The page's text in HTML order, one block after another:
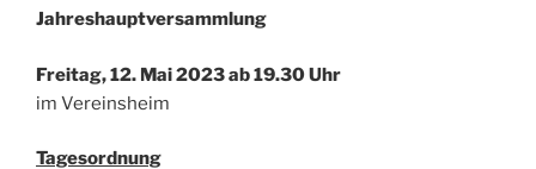
Jahreshauptversammlung
Freitag, 12. Mai 2023 ab 19.30 Uhr
im Vereinsheim
Tagesordnung